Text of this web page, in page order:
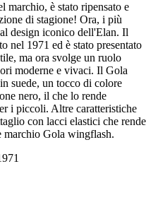
marchio, è stato ripensato e
di stagione! Ora, i più
design iconico dell'Elan. Il
nel 1971 ed è stato presentato
ma ora svolge un ruolo
moderne e vivaci. Il Gola
suede, un tocco di colore
nero, il che lo rende
i piccoli. Altre caratteristiche
con lacci elastici che rende
marchio Gola wingflash.